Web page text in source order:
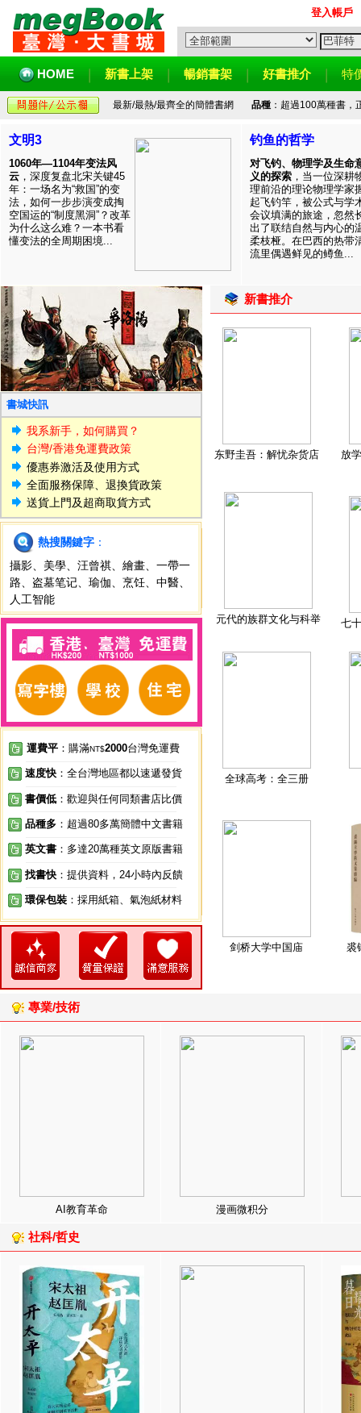
登入帳戶
HOME 新書上架 暢銷書架 好書推介 特
最新/最熱/最齊全的簡體書網 品種：超過100萬種書，
文明3
1060年—1104年变法风
云 ，深度复盘北宋关键45
年：一场名为“救国”的变
法，如何一步步演变成掏
空国运的“制度黑洞”？改革
为什么这么难？一本书看
懂变法的全周期困境...
钓鱼的哲学
对飞钓、物理学及生命
义的探索 ，当一位深耕
理前沿的理论物理学家
起飞钓竿，被公式与学
会议填满的旅途，忽然
出了联结自然与内心的
柔枝桠。在巴西的热带
流里偶遇鲜见的鳟鱼...
書城快訊
我系新手，如何購買？
台灣/香港免運費政策
優惠券激活及使用方式
全面服務保障、退換貨政策
送貨上門及超商取貨方式
熱搜關鍵字 ：
攝影
美學 汪曾祺 繪畫
一帶一
路
盗墓笔记 瑜伽 烹饪 中醫
人工智能
運費平 ：購滿NT$2000台灣免運費
速度快 ：全台灣地區都以速遞發貨
書價低 ：歡迎與任何同類書店比價
品種多 ：超過80多萬簡體中文書籍
英文書 ：多達20萬種英文原版書籍
找書快 ：提供資料，24小時內反饋
環保包裝 ：採用紙箱、氣泡紙材料
新書推介
东野圭吾：解忧杂货店 放
元代的族群文化与科举 七
全球高考：全三册
剑桥大学中国庙 裘
專業/技術
AI教育革命 漫画微积分
社科/哲史